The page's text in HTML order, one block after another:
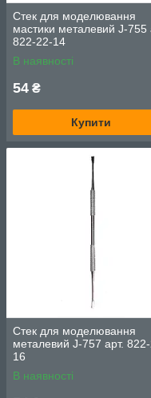
Стек для моделювання
мастики металевий J-755
822-22-14
В наявності
54 ₴
Купити
Стек для моделювання
металевий J-757 арт.
16
В наявності